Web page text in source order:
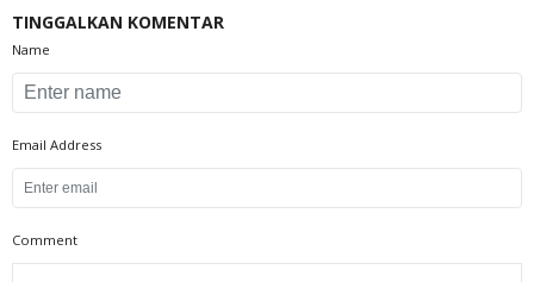
TINGGALKAN KOMENTAR
Name
Email Address
Comment